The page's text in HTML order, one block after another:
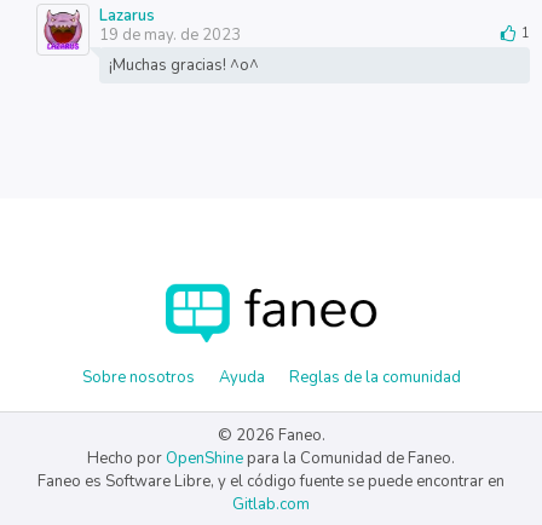
Lazarus
19 de may. de 2023
1
¡Muchas gracias! ^o^
Sobre nosotros Ayuda Reglas de la comunidad
© 2026 Faneo.
Hecho por OpenShine para la Comunidad de Faneo.
Faneo es Software Libre, y el código fuente se puede encontrar en
Gitlab.com